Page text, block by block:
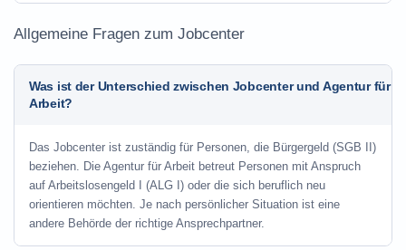
Allgemeine Fragen zum Jobcenter
Was ist der Unterschied zwischen Jobcenter und Agentur für
Arbeit?
Das Jobcenter ist zuständig für Personen, die Bürgergeld (SGB II)
beziehen. Die Agentur für Arbeit betreut Personen mit Anspruch
auf Arbeitslosengeld I (ALG I) oder die sich beruflich neu
orientieren möchten. Je nach persönlicher Situation ist eine
andere Behörde der richtige Ansprechpartner.